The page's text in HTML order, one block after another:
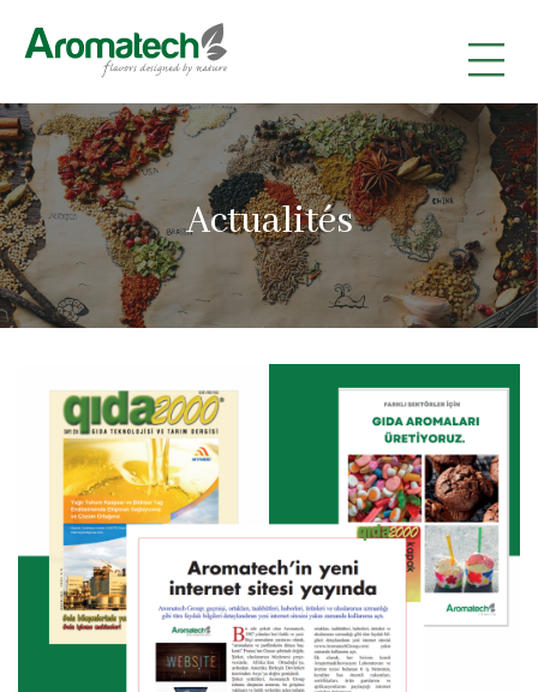
|
|
|
Actualités